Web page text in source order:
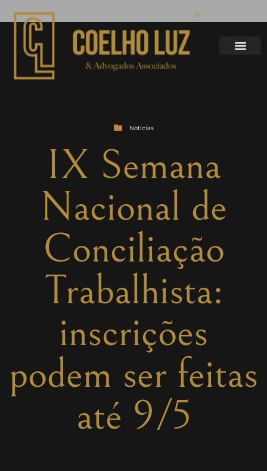
Notícias
IX Semana
Nacional de
Conciliação
Trabalhista:
inscrições
podem ser feitas
até 9/5